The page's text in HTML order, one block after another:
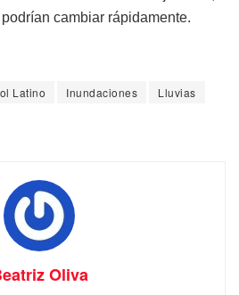
cambiar rápidamente.
Latino Inundaciones
Lluvias
Oliva